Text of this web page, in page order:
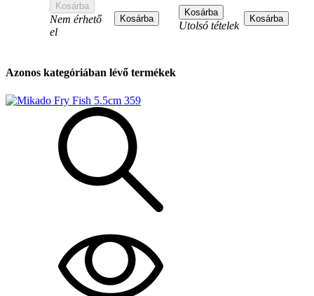
Kosárba
Nem érhető
el
Kosárba
Kosárba
Utolsó tételek
Kosárba
Azonos kategóriában lévő termékek